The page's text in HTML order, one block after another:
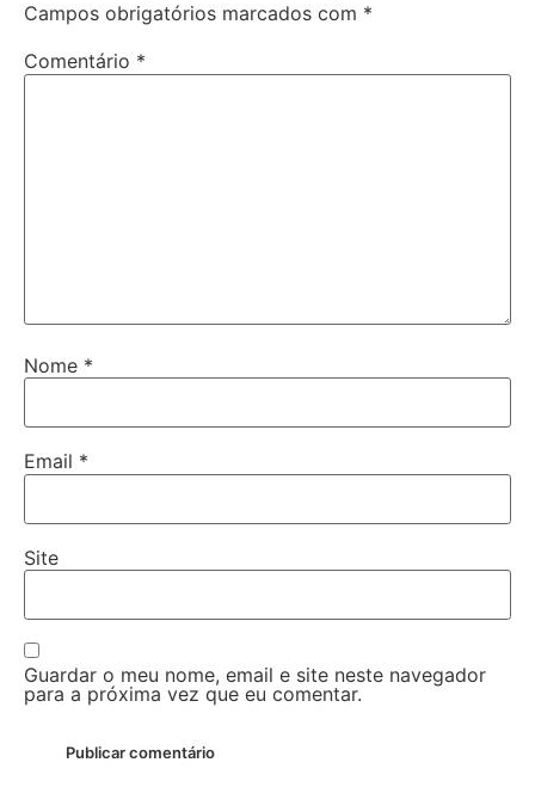
Campos obrigatórios marcados com *
Comentário *
Nome *
Email *
Site
Guardar o meu nome, email e site neste navegador
para a próxima vez que eu comentar.